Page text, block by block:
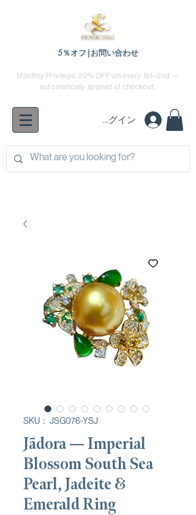
5％オフ|お問い合わせ
Monthly Privilege: 20% OFF on every 1st–2nd —
automatically applied at checkout.
ログイン
SKU： JSG076-YSJ
Jādora — Imperial
Blossom South Sea
Pearl, Jadeite &
Emerald Ring